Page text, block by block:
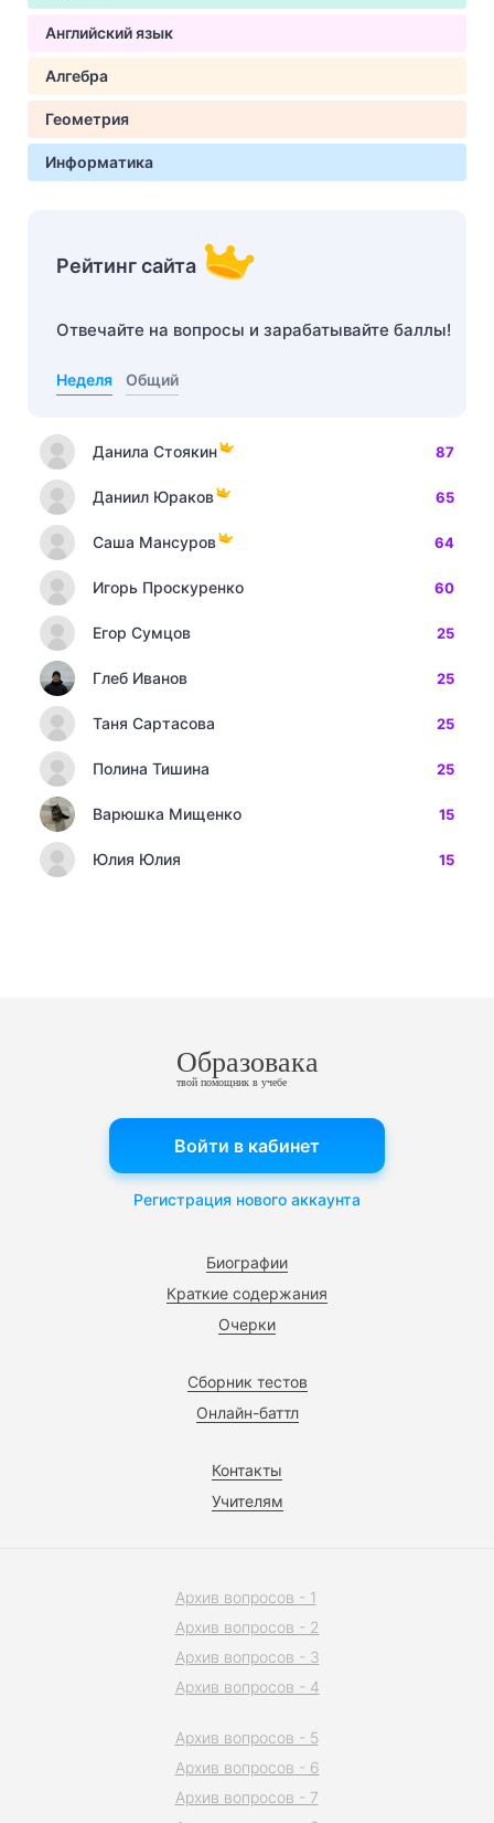
Английский язык
Алгебра
Геометрия
Информатика
Рейтинг сайта
Отвечайте на вопросы и зарабатывайте баллы!
Неделя Общий
Данила Стоякин 87
Даниил Юраков 65
Саша Мансуров 64
Игорь Проскуренко 60
Егор Сумцов 25
Глеб Иванов 25
Таня Сартасова 25
Полина Тишина 25
Варюшка Мищенко 15
Юлия Юлия 15
Образовака
твой помощник в учебе
Биографии
Краткие содержания
Очерки
Сборник тестов
Онлайн-баттл
Контакты
Учителям
Войти в кабинет
Регистрация нового аккаунта
Архив вопросов - 1
Архив вопросов - 2
Архив вопросов - 3
Архив вопросов - 4
Архив вопросов - 5
Архив вопросов - 6
Архив вопросов - 7